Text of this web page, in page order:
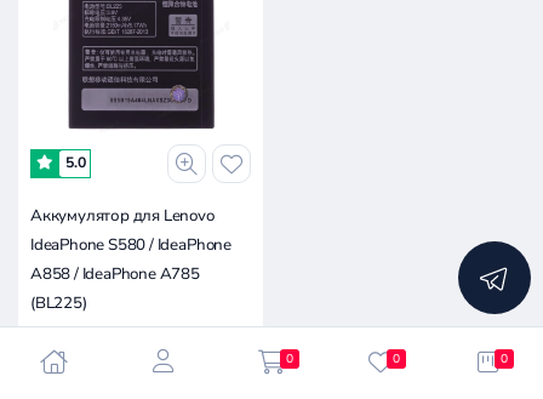
5.0
Аккумулятор для Lenovo
IdeaPhone S580 / IdeaPhone
A858 / IdeaPhone A785
(BL225)
50 ₽
0 0 0